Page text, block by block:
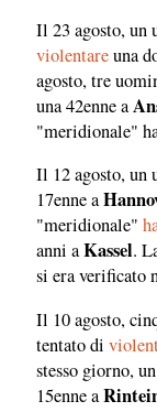
Il 23 agosto, un
violentareuna
agosto, tre
una 42enne a
"meridionale"
Il 12 agosto, un
17enne a
"meridionale"
anni aKassel.
si era verificato
Il 10 agosto,
tentato di
stesso giorno,
15enne a